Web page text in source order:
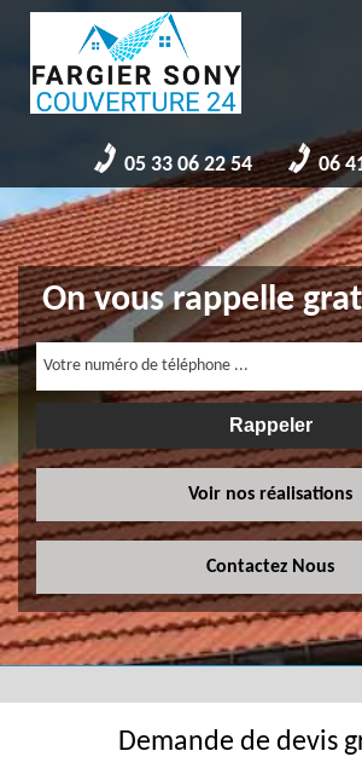
05 33 06 22 54 06
On vous rappelle
Voir nos réalisations
Contactez Nous
Demande de devis